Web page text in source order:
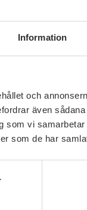
Information
och
även
som vi
som de har